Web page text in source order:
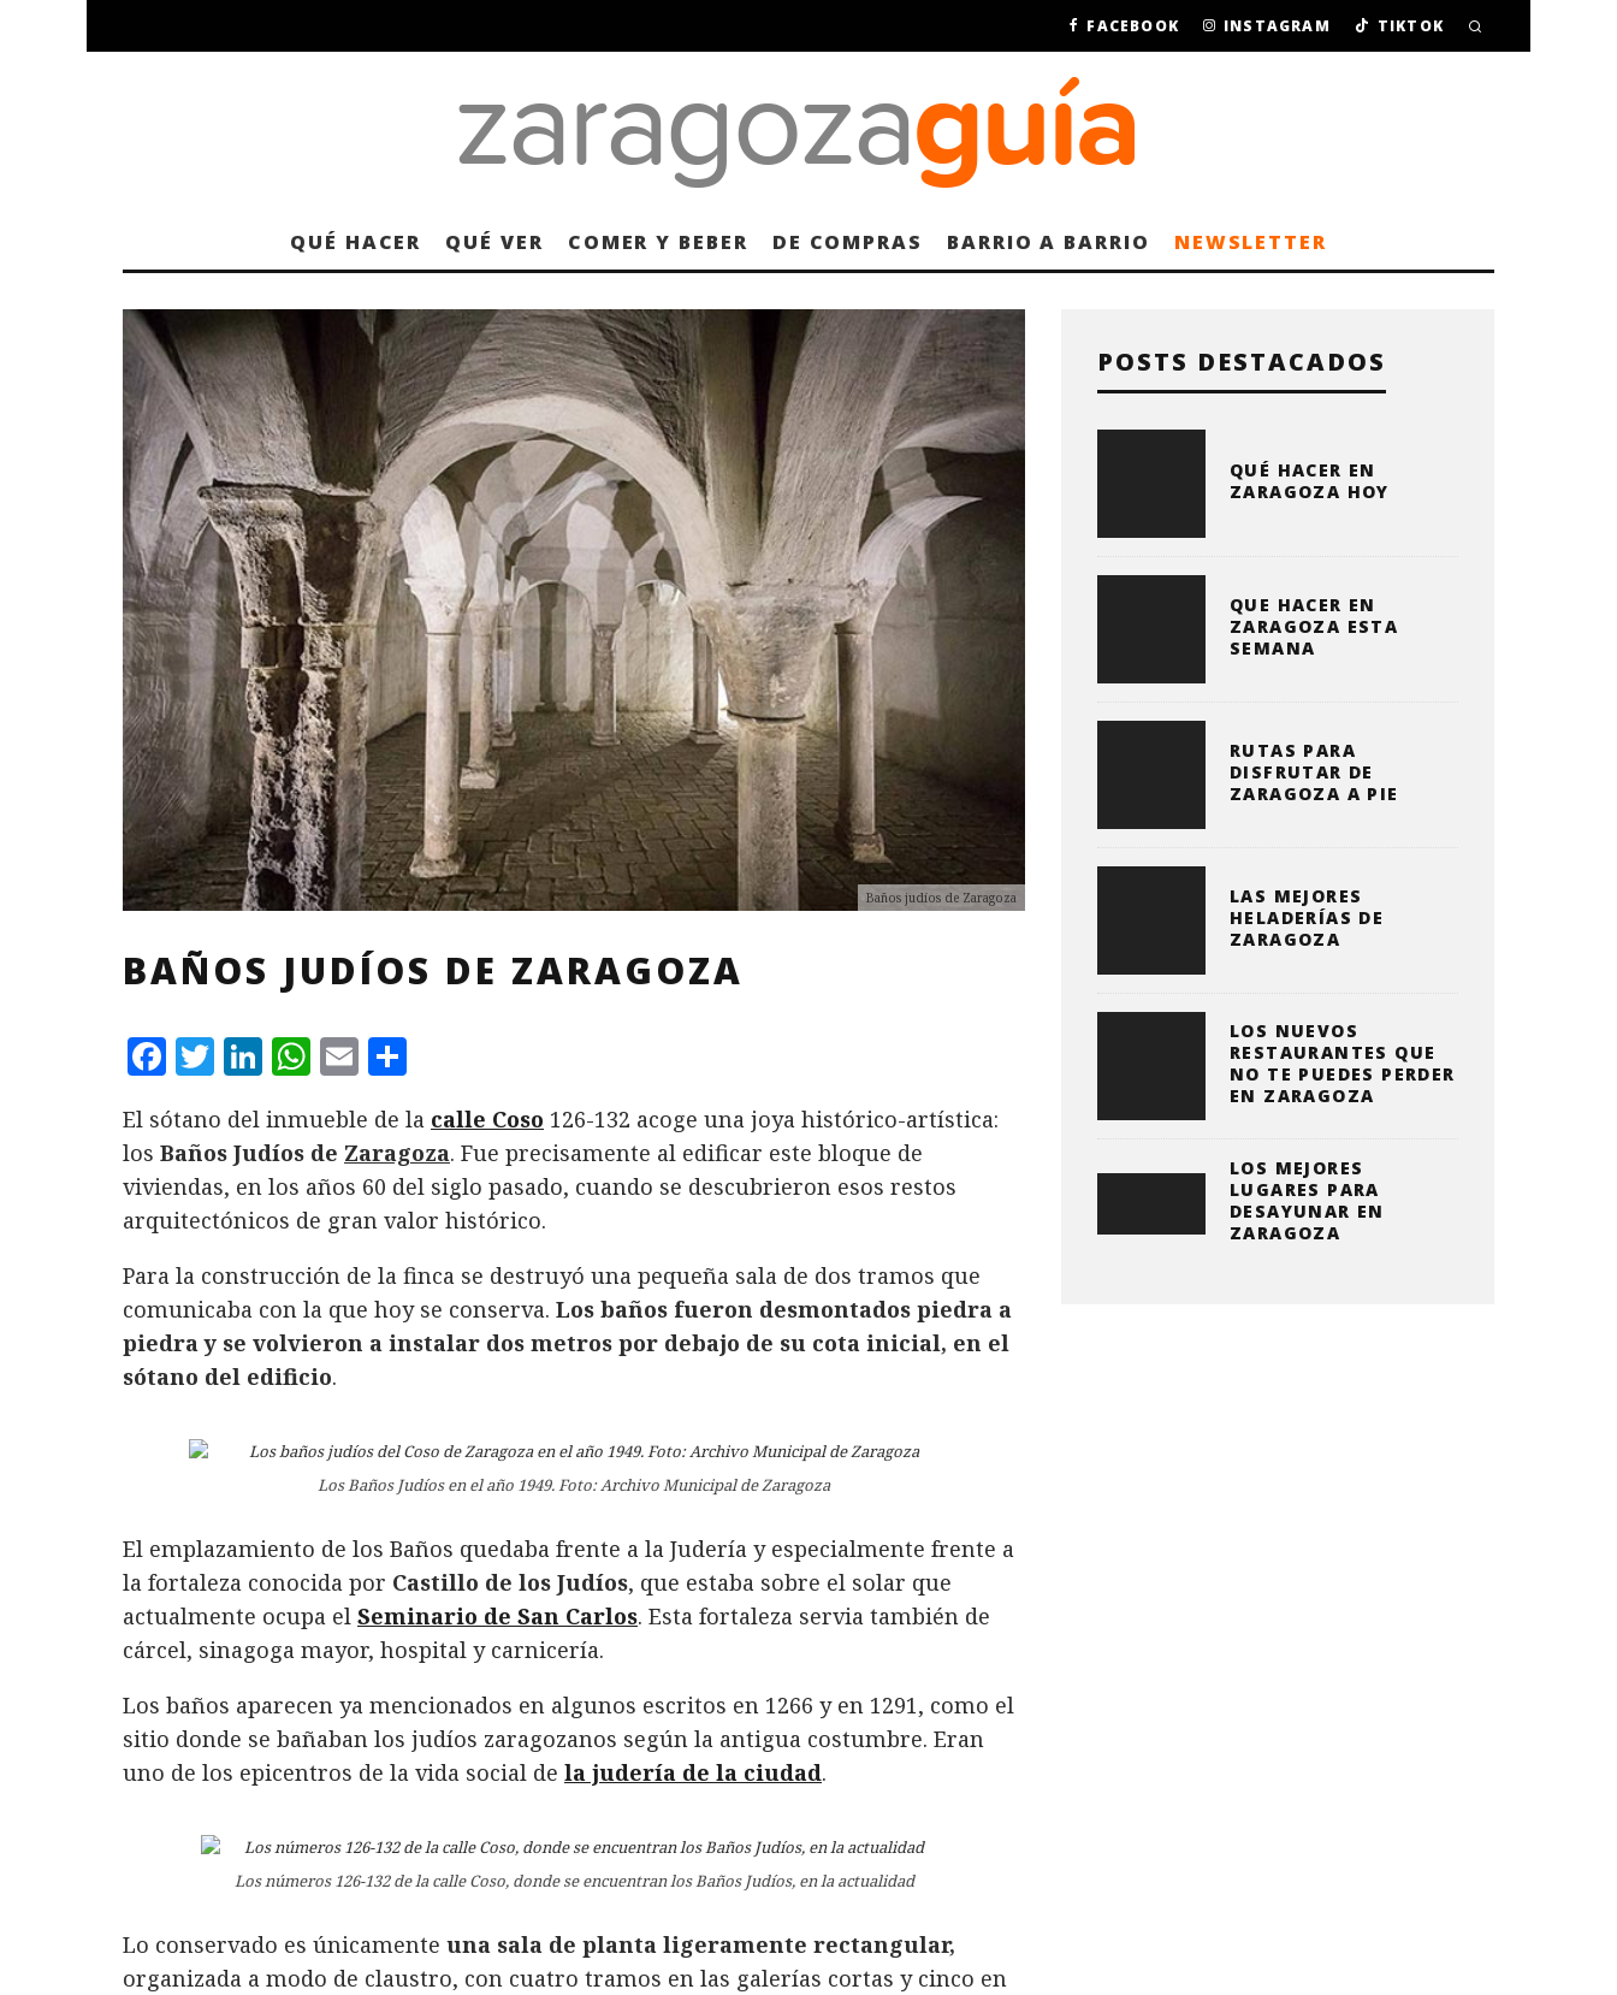
FACEBOOK INSTAGRAM TIKTOK
QUÉ HACER QUÉ VER COMER Y BEBER DE COMPRAS BARRIO A BARRIO NEWSLETTER
Baños judíos de Zaragoza
BAÑOS JUDÍOS DE ZARAGOZA
F
c
e
b
o
k
T
it
te
r
L
n
k
e
I
n
W
at
s
A
p
p
E
ai
l
m
p
a
ir
El sótano del inmueble de la calle Coso 126-132 acoge una joya histórico-artística:
los Baños Judíos de Zaragoza. Fue precisamente al edificar este bloque de
viviendas, en los años 60 del siglo pasado, cuando se descubrieron esos restos
arquitectónicos de gran valor histórico.
Para la construcción de la finca se destruyó una pequeña sala de dos tramos que
comunicaba con la que hoy se conserva. Los baños fueron desmontados piedra a
piedra y se volvieron a instalar dos metros por debajo de su cota inicial, en el
sótano del edificio.
Los Baños Judíos en el año 1949. Foto: Archivo Municipal de Zaragoza
El emplazamiento de los Baños quedaba frente a la Judería y especialmente frente a
la fortaleza conocida por Castillo de los Judíos, que estaba sobre el solar que
actualmente ocupa el Seminario de San Carlos. Esta fortaleza servia también de
cárcel, sinagoga mayor, hospital y carnicería.
Los baños aparecen ya mencionados en algunos escritos en 1266 y en 1291, como el
sitio donde se bañaban los judíos zaragozanos según la antigua costumbre. Eran
uno de los epicentros de la vida social de la judería de la ciudad.
Los números 126-132 de la calle Coso, donde se encuentran los Baños Judíos, en la actualidad
Lo conservado es únicamente una sala de planta ligeramente rectangular,
organizada a modo de claustro, con cuatro tramos en las galerías cortas y cinco en
POSTS DESTACADOS
QUÉ HACER EN
ZARAGOZA HOY
QUE HACER EN
ZARAGOZA ESTA
SEMANA
RUTAS PARA
DISFRUTAR DE
ZARAGOZA A PIE
LAS MEJORES
HELADERÍAS DE
ZARAGOZA
LOS NUEVOS
RESTAURANTES QUE
NO TE PUEDES PERDER
EN ZARAGOZA
LOS MEJORES
LUGARES PARA
DESAYUNAR EN
ZARAGOZA